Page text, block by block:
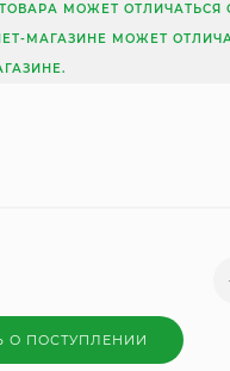
МОЖЕТ ОТЛИЧАТЬСЯ
МАГАЗИНЕ МОЖЕТ
О ПОСТУПЛЕНИИ